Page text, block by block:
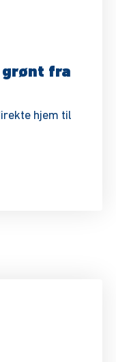
fra
hjem til